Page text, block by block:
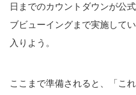
日までのカウントダウンが公
ブビューイングまで実施して
入りよう。
ここまで準備されると、「こ